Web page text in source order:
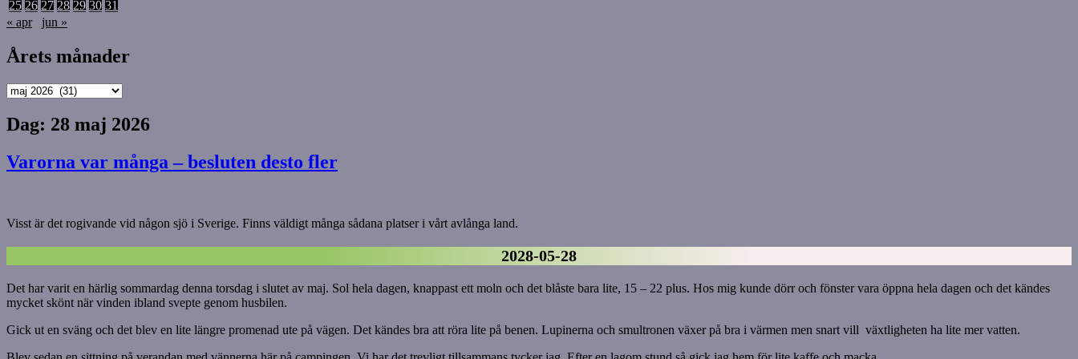
25 26 27 28 29 30 31
« apr
jun »
Årets månader
Årets
Dag: 28 maj 2026
Varorna var många – besluten desto fler
Visst är det rogivande vid någon sjö i Sverige. Finns väldigt många sådana platser i vårt avlånga land.
2028-05-28
Det har varit en härlig sommardag denna torsdag i slutet av maj. Sol hela dagen, knappast ett moln och det blåste bara lite, 15 – 22 plus. Hos mig kunde dörr och fönster vara öppna hela dagen och det kändes
mycket skönt när vinden ibland svepte genom husbilen.
Gick ut en sväng och det blev en lite längre promenad ute på vägen. Det kändes bra att röra lite på benen. Lupinerna och smultronen växer på bra i värmen men snart vill växtligheten ha lite mer vatten.